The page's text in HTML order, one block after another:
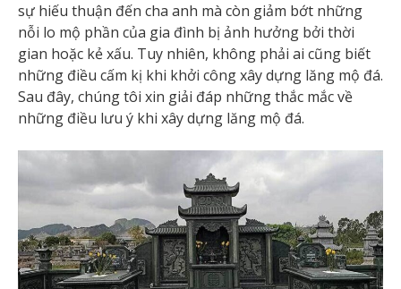
sự hiếu thuận đến cha anh mà còn giảm bớt những
nỗi lo mộ phần của gia đình bị ảnh hưởng bởi thời
gian hoặc kẻ xấu. Tuy nhiên, không phải ai cũng biết
những điều cấm kị khi khởi công xây dựng lăng mộ đá.
Sau đây, chúng tôi xin giải đáp những thắc mắc về
những điều lưu ý khi xây dựng lăng mộ đá.